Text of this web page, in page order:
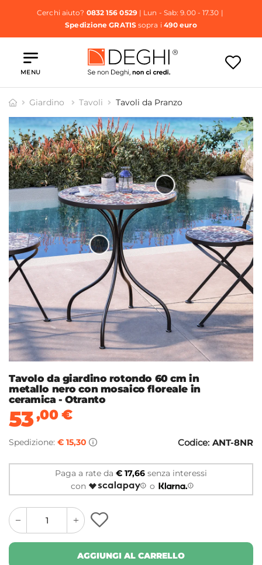
Cerchi aiuto? 0832 156 0529| Lun - Sab: 9.00 - 17.30 |
Spedizione GRATISsopra i 490 euro
MENU
Giardino Tavoli Tavoli da Pranzo
Tavolo da giardino rotondo 60 cm in
metallo nero con mosaico floreale in
ceramica - Otranto
53,00€
Spedizione: € 15,30 Codice: ANT-8NR
Paga a rate da € 17,66 senza interessi
con
o
quantity
button
quantity
minus
button
AGGIUNGI AL CARRELLO